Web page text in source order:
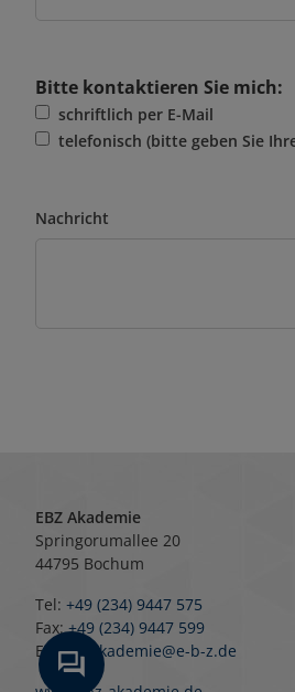
Bitte kontaktieren Sie mich:
schriftlich per E-Mail
telefonisch (bitte geben Sie
Nachricht
EBZ Akademie
Springorumallee 20
44795 Bochum
Tel: +49 (234) 9447 575
Fax:+49 (234) 9447 599
E-Mail: akademie@e-b-z.de